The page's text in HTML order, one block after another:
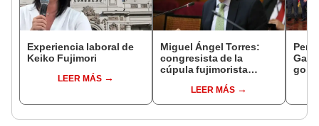
Experiencia laboral de
Keiko Fujimori
LEER MÁS
Miguel Ángel Torres:
congresista de la
cúpula fujimorista
del SenadoLEER MÁS